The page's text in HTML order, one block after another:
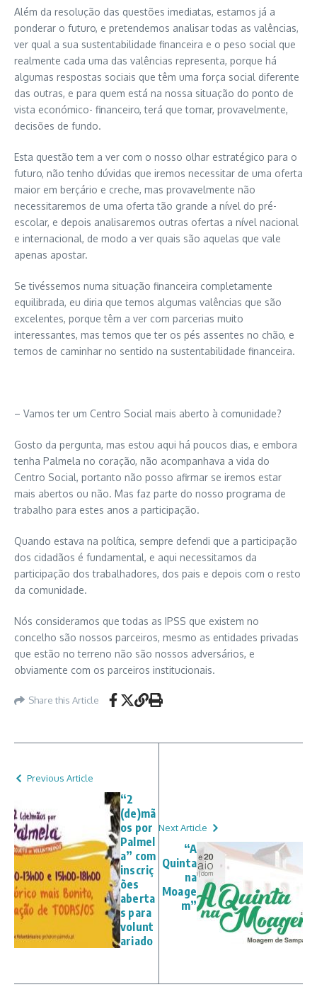
Além da resolução das questões imediatas, estamos já a
ponderar o futuro, e pretendemos analisar todas as valências,
ver qual a sua sustentabilidade financeira e o peso social que
realmente cada uma das valências representa, porque há
algumas respostas sociais que têm uma força social diferente
das outras, e para quem está na nossa situação do ponto de
vista económico- financeiro, terá que tomar, provavelmente,
decisões de fundo.
Esta questão tem a ver com o nosso olhar estratégico para o
futuro, não tenho dúvidas que iremos necessitar de uma oferta
maior em berçário e creche, mas provavelmente não
necessitaremos de uma oferta tão grande a nível do pré-
escolar, e depois analisaremos outras ofertas a nível nacional
e internacional, de modo a ver quais são aquelas que vale
apenas apostar.
Se tivéssemos numa situação financeira completamente
equilibrada, eu diria que temos algumas valências que são
excelentes, porque têm a ver com parcerias muito
interessantes, mas temos que ter os pés assentes no chão, e
temos de caminhar no sentido na sustentabilidade financeira.
– Vamos ter um Centro Social mais aberto à comunidade?
Gosto da pergunta, mas estou aqui há poucos dias, e embora
tenha Palmela no coração, não acompanhava a vida do
Centro Social, portanto não posso afirmar se iremos estar
mais abertos ou não. Mas faz parte do nosso programa de
trabalho para estes anos a participação.
Quando estava na política, sempre defendi que a participação
dos cidadãos é fundamental, e aqui necessitamos da
participação dos trabalhadores, dos pais e depois com o resto
da comunidade.
Nós consideramos que todas as IPSS que existem no
concelho são nossos parceiros, mesmo as entidades privadas
que estão no terreno não são nossos adversários, e
obviamente com os parceiros institucionais.
Share this Article
Previous Article
“2
(de)mã
os por
Palmel
a” com
inscriç
ões
aberta
s para
volunt
ariado
Next Article
“A
Quinta
na
Moage
m”